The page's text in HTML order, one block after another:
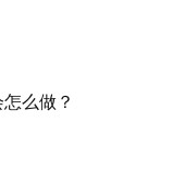
么做？